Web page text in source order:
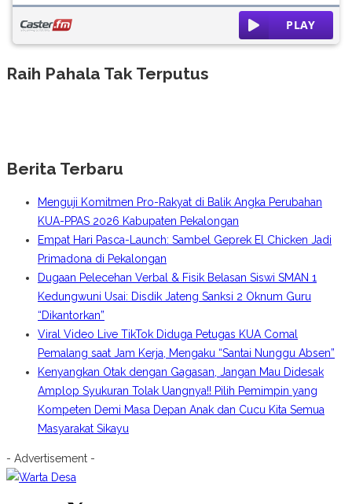
Raih Pahala Tak Terputus
Berita Terbaru
Menguji Komitmen Pro-Rakyat di Balik Angka Perubahan
KUA-PPAS 2026 Kabupaten Pekalongan
Empat Hari Pasca-Launch: Sambel Geprek El Chicken Jadi
Primadona di Pekalongan
Dugaan Pelecehan Verbal & Fisik Belasan Siswi SMAN 1
Kedungwuni Usai: Disdik Jateng Sanksi 2 Oknum Guru
“Dikantorkan”
Viral Video Live TikTok Diduga Petugas KUA Comal
Pemalang saat Jam Kerja, Mengaku “Santai Nunggu Absen”
Kenyangkan Otak dengan Gagasan, Jangan Mau Didesak
Amplop Syukuran Tolak Uangnya!! Pilih Pemimpin yang
Kompeten Demi Masa Depan Anak dan Cucu Kita Semua
Masyarakat Sikayu
- Advertisement -